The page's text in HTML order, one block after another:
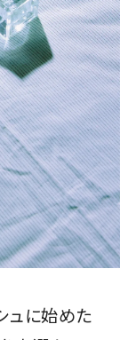
ュに始めた